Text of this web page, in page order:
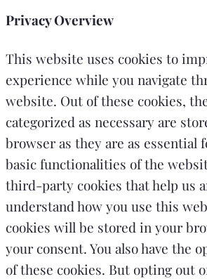
Privacy Overview
This website uses cookies to
experience while you navigate
website. Out of these cookies,
categorized as necessary are
browser as they are as essential
basic functionalities of the
third-party cookies that help us
understand how you use this
cookies will be stored in your
your consent. You also have the
of these cookies. But opting out